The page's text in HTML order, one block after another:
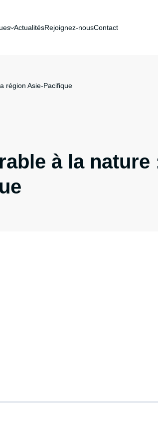
ActualitésRejoignez-nousContact
région Asie-Pacifique
à la nature